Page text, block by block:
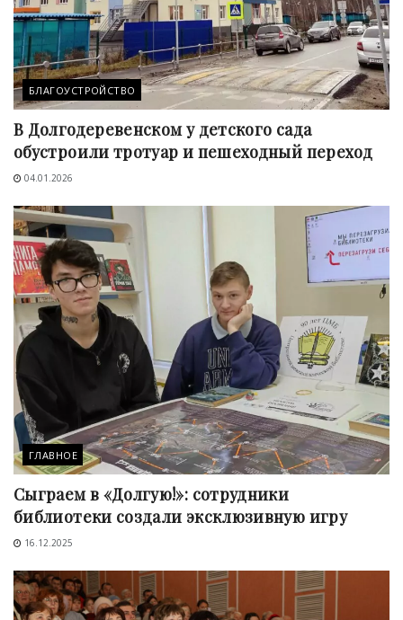
БЛАГОУСТРОЙСТВО
В Долгодеревенском у детского сада
обустроили тротуар и пешеходный переход
04.01.2026
ГЛАВНОЕ
Сыграем в «Долгую!»: сотрудники
библиотеки создали эксклюзивную игру
16.12.2025